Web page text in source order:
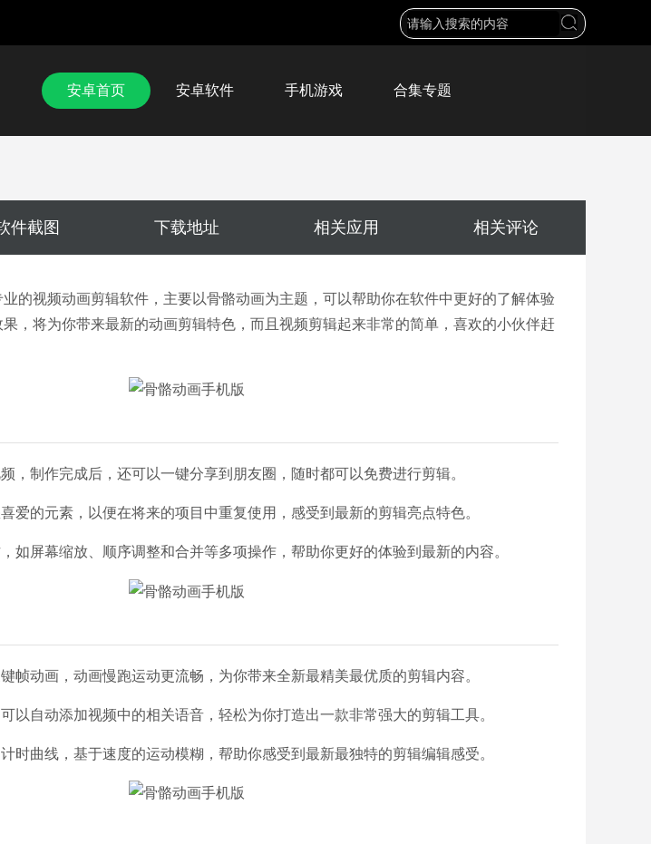
安卓首页 安卓软件 手机游戏 合集专题
件截图 下载地址 相关应用 相关评论
的视频动画剪辑软件，主要以骨骼动画为主题，可以帮助你在软件中更好的了解体验
，将为你带来最新的动画剪辑特色，而且视频剪辑起来非常的简单，喜欢的小伙伴赶
，制作完成后，还可以一键分享到朋友圈，随时都可以免费进行剪辑。
爱的元素，以便在将来的项目中重复使用，感受到最新的剪辑亮点特色。
如屏幕缩放、顺序调整和合并等多项操作，帮助你更好的体验到最新的内容。
帧动画，动画慢跑运动更流畅，为你带来全新最精美最优质的剪辑内容。
以自动添加视频中的相关语音，轻松为你打造出一款非常强大的剪辑工具。
时曲线，基于速度的运动模糊，帮助你感受到最新最独特的剪辑编辑感受。